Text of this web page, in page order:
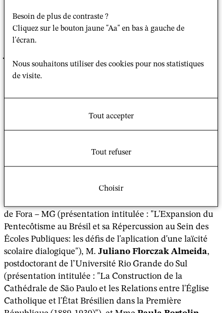
Le Programme “Laïcités” a accueilli
actuellement en mission au GSRL dans le cadre d’un
contrat franco-brésilien. Il nous ont fait une
M.Dullo, professeur à l’Université Rio Grande do Sul
public morality in the formation of Brazilian
secularity”), MJóvirson José Milagres, postdoctorant
Religion de l’Université Juiz de Fora (PPCIR/UFJF), et
de Fora – MG (présentation intitulée : "L'Expansion du
Pentecôtisme au Brésil et sa Répercussion au Sein des
Écoles Publiques: les défis de l'aplication d'une laïcité
scolaire dialogique"), M. Juliano Florczak Almeida,
postdoctorant de l’Université Rio Grande do Sul
(présentation intitulée : "La Construction de la
Cathédrale de São Paulo et les Relations entre l'Église
Catholique et l'État Brésilien dans la Première
Besoin de plus de contraste ?
Cliquez sur le bouton jaune "Aa" en bas à gauche de
l'écran.
Nous souhaitons utiliser des cookies pour nos statistiques
de visite.
Tout accepter
Tout refuser
Choisir